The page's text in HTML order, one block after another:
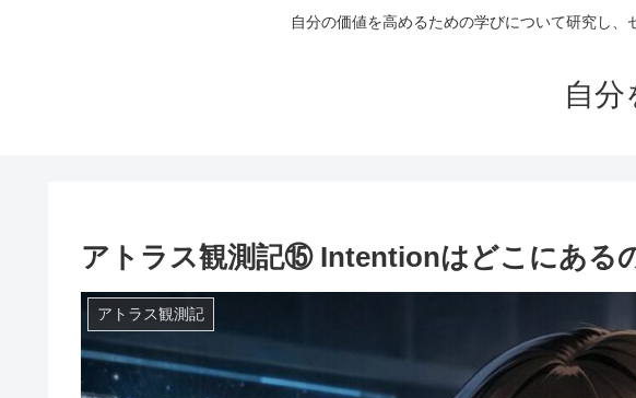
自分の価値を高めるための学びについて研究し
自
アトラス観測記⑮ Intentionはどこにある
アトラス観測記